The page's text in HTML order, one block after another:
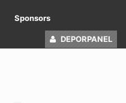
Sponsors
DEPORPANEL